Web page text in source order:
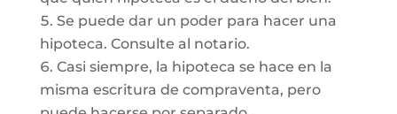
Se puede dar un poder para hacer una
hipoteca. Consulte al notario.
Casi siempre, la hipoteca se hace en la
misma escritura de compraventa, pero